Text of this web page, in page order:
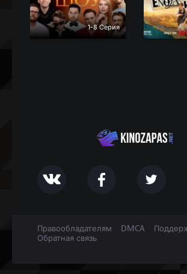
1-8 Серия
Правообладателям DMCA
Обратная связь